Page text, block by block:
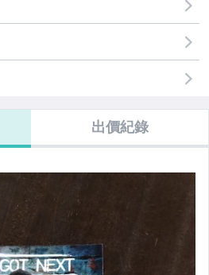
出價紀錄